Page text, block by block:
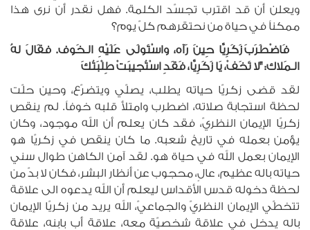
ويعلن أن قد اقترب تجسّد الكلمة. فهل نقدر أن نرى هذا
ممكناً في حياة من نحتقرهم كلّ يوم؟
فَاضْطَرَبَ زَكَرِيَّا حِينَ رَآه، واسْتَولَى عَلَيْهِ الـخَوف. فقَالَ لهُ
الـمَلاك: "لا تَخَفْ، يَا زَكَرِيَّا، فَقَدِ اسْتُجيبَتْ طِلْبَتُكَ
لقد قضى زكريّا حياته يطلب، يصلّي ويتضرّع، وحين حلّت
لحظة استجابة صلاته، اضطرب وامتلأ قلبه خوفاً. لم ينقص
زكريّا الإيمان النظريّ، فقد كان يعلم أن الله موجود، وكان
يؤمن بعمله في تاريخ شعبه. ما كان ينقص في زكريّا هو
الإيمان بعمل الله في حياة هو. لقد آمن الكاهن طوال سني
حياته باله عظيم، عالٍ، محجوب عن أنظار البشر، فكان لا بدّ من
لحظة دخوله قدس الأقداس ليعلم أن الله يدعوه الى علاقة
تتخطّي الإيمان النظريّ والجماعيّ، الله يريد من زكريّا الإيمان
باله يدخل في علاقة شخصيّة معه، علاقة أب بابنه، علاقة